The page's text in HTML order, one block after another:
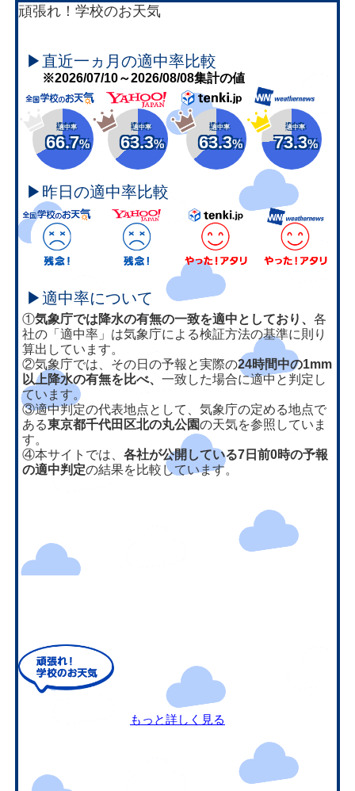
頑張れ！学校のお天気
▶直近一ヵ月の適中率比較
※2026/07/10～2026/08/08集計の値
適中率
66.7%
適中率
63.3%
適中率
63.3%
適中率
73.3%
▶昨日の適中率比較
▶適中率について
①気象庁では降水の有無の一致を適中としており、各
社の「適中率」は気象庁による検証方法の基準に則り
算出しています。
②気象庁では、その日の予報と実際の24時間中の1mm
以上降水の有無を比べ、一致した場合に適中と判定し
ています。
③適中判定の代表地点として、気象庁の定める地点で
ある東京都千代田区北の丸公園の天気を参照していま
す。
④本サイトでは、各社が公開している7日前0時の予報
の適中判定の結果を比較しています。
もっと詳しく見る